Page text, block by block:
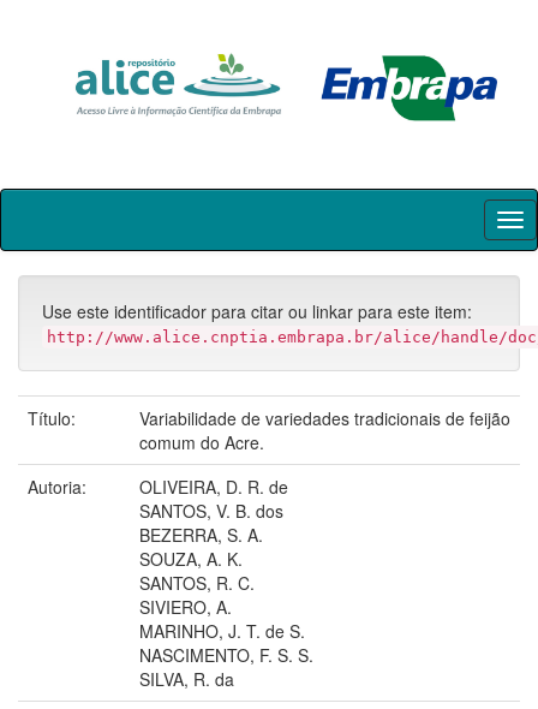
Skip
Use este identificador para citar ou linkar para este item:
http://www.alice.cnptia.embrapa.br/alice/handle/doc/
Título:
Variabilidade de variedades tradicionais de feijão
comum do Acre.
Autoria:
OLIVEIRA, D. R. de
SANTOS, V. B. dos
BEZERRA, S. A.
SOUZA, A. K.
SANTOS, R. C.
SIVIERO, A.
MARINHO, J. T. de S.
NASCIMENTO, F. S. S.
SILVA, R. da